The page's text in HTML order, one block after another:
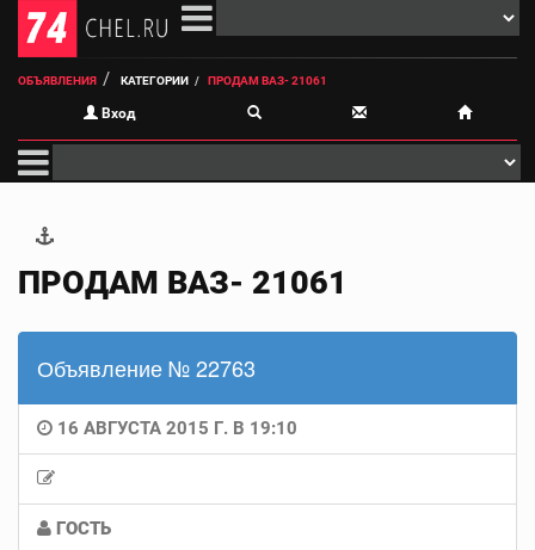
ОБЪЯВЛЕНИЯ КАТЕГОРИИ ПРОДАМ ВАЗ- 21061
Вход
ПРОДАМ ВАЗ- 21061
Объявление № 22763
16 АВГУСТА 2015 Г. В 19:10
ГОСТЬ